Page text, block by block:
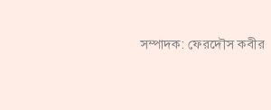
সম্পাদক: ফেরদৌস কবীর